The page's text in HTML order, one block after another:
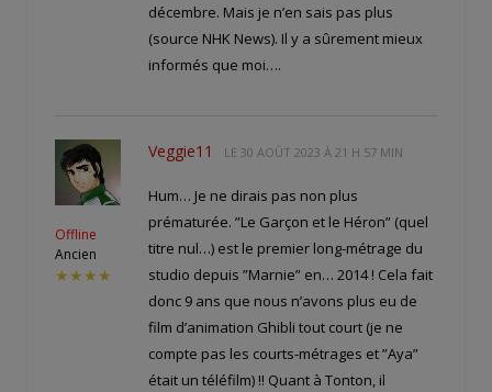
décembre. Mais je n’en sais pas plus
(source NHK News). Il y a sûrement mieux
informés que moi….
Offline
Ancien
★★★★
Veggie11 LE 30 AOÛT 2023 À 21 H 57 MIN
Hum… Je ne dirais pas non plus
prématurée. ”Le Garçon et le Héron” (quel
titre nul…) est le premier long-métrage du
studio depuis ”Marnie” en… 2014 ! Cela fait
donc 9 ans que nous n’avons plus eu de
film d’animation Ghibli tout court (je ne
compte pas les courts-métrages et ”Aya”
était un téléfilm) !! Quant à Tonton, il